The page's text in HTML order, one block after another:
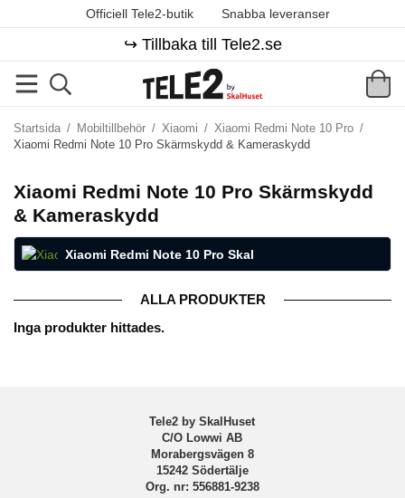
Officiell Tele2-butik Snabba leveranser
↪️ Tillbaka till Tele2.se
Startsida / Mobiltillbehör / Xiaomi / Xiaomi Redmi Note 10 Pro /
Xiaomi Redmi Note 10 Pro Skärmskydd & Kameraskydd
Xiaomi Redmi Note 10 Pro Skärmskydd
& Kameraskydd
Xiaomi Redmi Note 10 Pro Skal
ALLA PRODUKTER
Inga produkter hittades.
Tele2 by SkalHuset
C/O Lowwi AB
Morabergsvägen 8
15242 Södertälje
Org. nr: 556881-9238